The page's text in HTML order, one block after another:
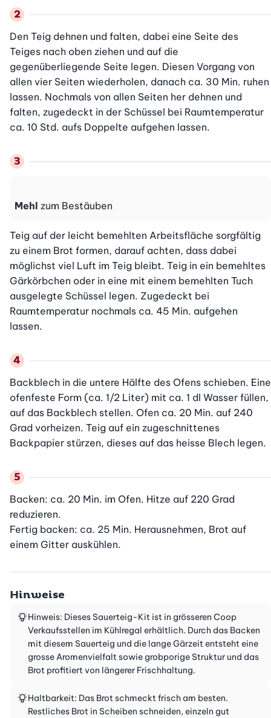
Den Teig dehnen und falten, dabei eine Seite des
Teiges nach oben ziehen und auf die
gegenüberliegende Seite legen. Diesen Vorgang von
allen vier Seiten wiederholen, danach ca. 30 Min. ruhen
lassen. Nochmals von allen Seiten her dehnen und
falten, zugedeckt in der Schüssel bei Raumtemperatur
ca. 10 Std. aufs Doppelte aufgehen lassen.
Mehl zum Bestäuben
Teig auf der leicht bemehlten Arbeitsfläche sorgfältig
zu einem Brot formen, darauf achten, dass dabei
möglichst viel Luft im Teig bleibt. Teig in ein bemehltes
Gärkörbchen oder in eine mit einem bemehlten Tuch
ausgelegte Schüssel legen. Zugedeckt bei
Raumtemperatur nochmals ca. 45 Min. aufgehen
lassen.
Backblech in die untere Hälfte des Ofens schieben. Eine
ofenfeste Form (ca. 1/2 Liter) mit ca. 1 dl Wasser füllen,
auf das Backblech stellen. Ofen ca. 20 Min. auf 240
Grad vorheizen. Teig auf ein zugeschnittenes
Backpapier stürzen, dieses auf das heisse Blech legen.
Backen: ca. 20 Min. im Ofen. Hitze auf 220 Grad
reduzieren.
Fertig backen: ca. 25 Min. Herausnehmen, Brot auf
einem Gitter auskühlen.
Hinweise
Hinweis: Dieses Sauerteig-Kit ist in grösseren Coop
Verkaufsstellen im Kühlregal erhältlich. Durch das Backen
mit diesem Sauerteig und die lange Gärzeit entsteht eine
grosse Aromenvielfalt sowie grobporige Struktur und das
Brot profitiert von längerer Frischhaltung.
Haltbarkeit: Das Brot schmeckt frisch am besten.
Restliches Brot in Scheiben schneiden, einzeln gut